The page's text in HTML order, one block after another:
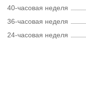
40-часовая неделя
36-часовая неделя
24-часовая неделя